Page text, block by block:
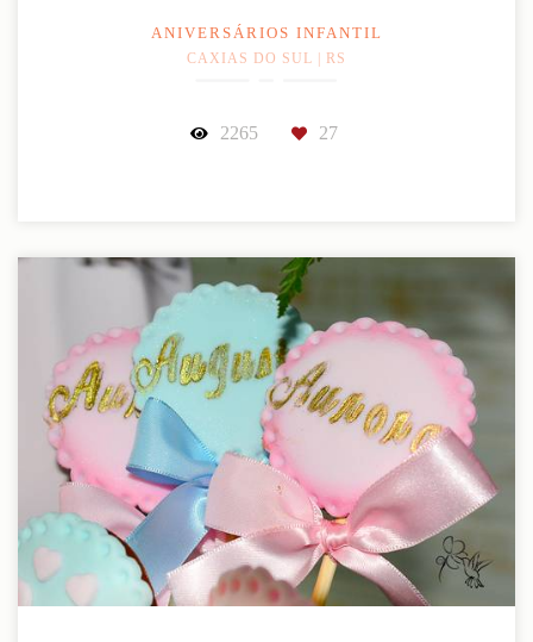
ANIVERSÁRIOS INFANTIL
CAXIAS DO SUL | RS
2265 27